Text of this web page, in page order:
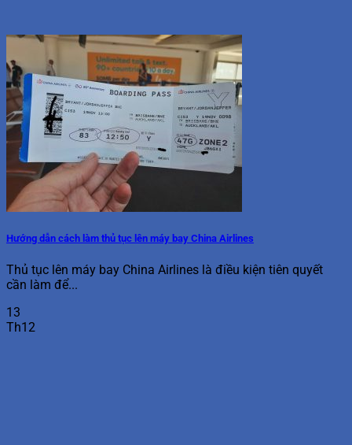
Hướng dẫn cách làm thủ tục lên máy bay China Airlines
Thủ tục lên máy bay China Airlines là điều kiện tiên quyết
cần làm để...
13
Th12